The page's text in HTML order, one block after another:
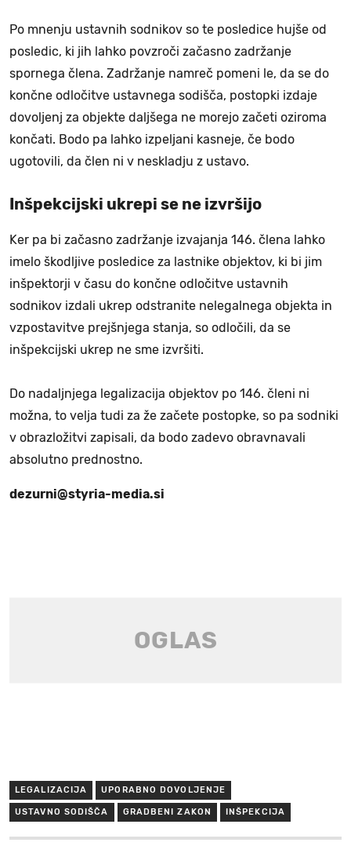
Po mnenju ustavnih sodnikov so te posledice hujše od
posledic, ki jih lahko povzroči začasno zadržanje
spornega člena. Zadržanje namreč pomeni le, da se do
končne odločitve ustavnega sodišča, postopki izdaje
dovoljenj za objekte daljšega ne morejo začeti oziroma
končati. Bodo pa lahko izpeljani kasneje, če bodo
ugotovili, da člen ni v neskladju z ustavo.
Inšpekcijski ukrepi se ne izvršijo
Ker pa bi začasno zadržanje izvajanja 146. člena lahko
imelo škodljive posledice za lastnike objektov, ki bi jim
inšpektorji v času do končne odločitve ustavnih
sodnikov izdali ukrep odstranite nelegalnega objekta in
vzpostavitve prejšnjega stanja, so odločili, da se
inšpekcijski ukrep ne sme izvršiti.
Do nadaljnjega legalizacija objektov po 146. členi ni
možna, to velja tudi za že začete postopke, so pa sodniki
v obrazložitvi zapisali, da bodo zadevo obravnavali
absolutno prednostno.
dezurni@styria-media.si
LEGALIZACIJA UPORABNO DOVOLJENJE
USTAVNO SODIŠČA GRADBENI ZAKON INŠPEKCIJA